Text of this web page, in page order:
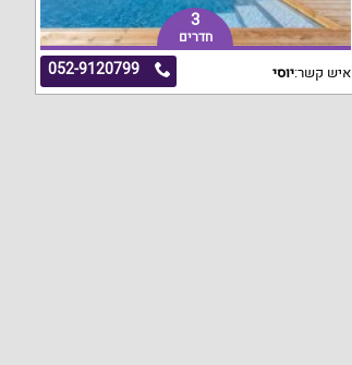
3
חדרים
052-9120799 איש קשר:יוסי